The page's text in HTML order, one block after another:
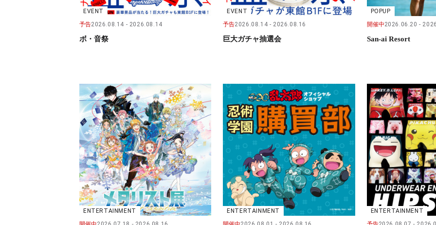
EVENT
予告2026.08.14 2026.08.14
ボ・音祭
EVENT
予告2026.08.14 2026.08.16
巨大ガチャ抽選会
POPUP
開催中2026.06.20
San-ai Resort
ENTERTAINMENT
ENTERTAINMENT
ENTERTAINMENT